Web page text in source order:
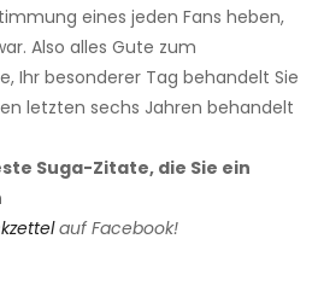
eines jeden Fans heben,
Also alles Gute zum
Ihr besonderer Tag behandelt Sie
letzten sechs Jahren behandelt
Suga-Zitate, die Sie ein
auf Facebook!